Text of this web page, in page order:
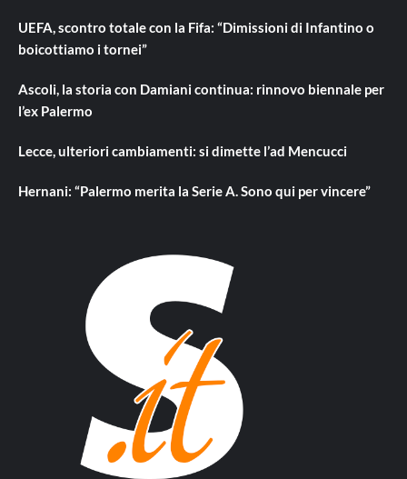
UEFA, scontro totale con la Fifa: “Dimissioni di Infantino o
boicottiamo i tornei”
Ascoli, la storia con Damiani continua: rinnovo biennale per
l’ex Palermo
Lecce, ulteriori cambiamenti: si dimette l’ad Mencucci
Hernani: “Palermo merita la Serie A. Sono qui per vincere”